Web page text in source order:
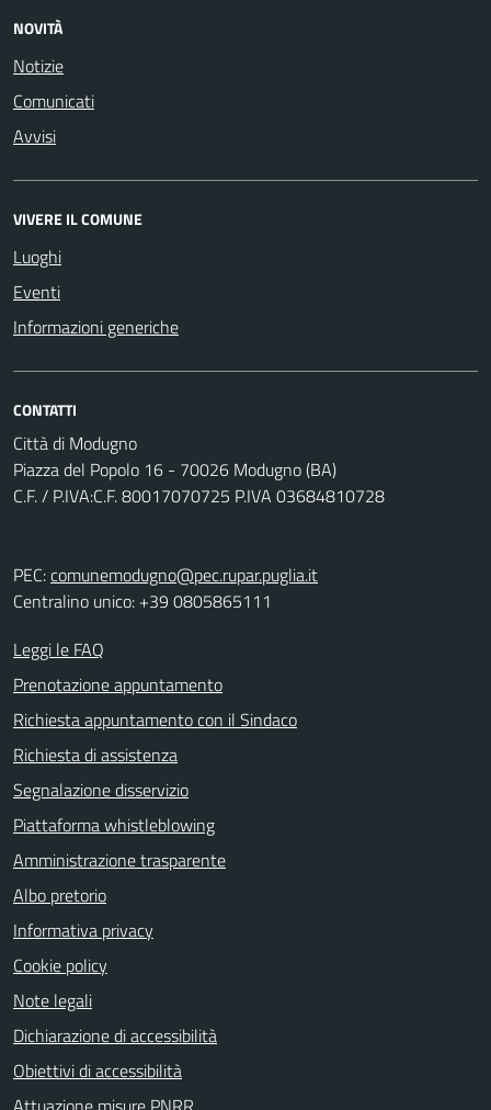
NOVITÀ
Notizie
Comunicati
Avvisi
VIVERE IL COMUNE
Luoghi
Eventi
Informazioni generiche
CONTATTI
Città di Modugno
Piazza del Popolo 16 - 70026 Modugno (BA)
C.F. / P.IVA:C.F. 80017070725 P.IVA 03684810728
PEC:comunemodugno@pec.rupar.puglia.it
Centralino unico: +39 0805865111
Leggi le FAQ
Prenotazione appuntamento
Richiesta appuntamento con il Sindaco
Richiesta di assistenza
Segnalazione disservizio
Piattaforma whistleblowing
Amministrazione trasparente
Albo pretorio
Informativa privacy
Cookie policy
Note legali
Dichiarazione di accessibilità
Obiettivi di accessibilità